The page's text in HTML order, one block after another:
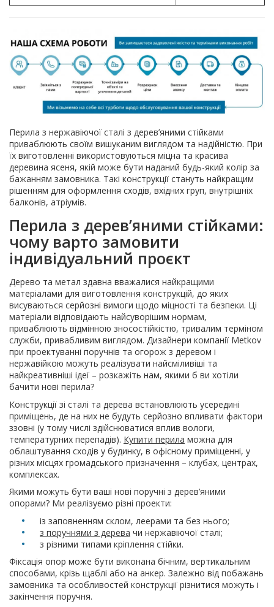
Перила з нержавіючої сталі з дерев’яними стійками
приваблюють своїм вишуканим виглядом та надійністю. При
їх виготовленні використовуються міцна та красива
деревина ясеня, якій може бути наданий будь-який колір за
бажанням замовника. Такі конструкції стануть найкращим
рішенням для оформлення сходів, вхідних груп, внутрішніх
балконів, атріумів.
Перила з дерев’яними стійками:
чому варто замовити
індивідуальний проєкт
Дерево та метал здавна вважалися найкращими
матеріалами для виготовлення конструкцій, до яких
висуваються серйозні вимоги щодо міцності та безпеки. Ці
матеріали відповідають найсуворішим нормам,
приваблюють відмінною зносостійкістю, тривалим терміном
служби, привабливим виглядом. Дизайнери компанії Metkov
при проектуванні поручнів та огорож з деревом і
нержавійкою можуть реалізувати найсміливіші та
найкреативніші ідеї – розкажіть нам, якими б ви хотіли
бачити нові перила?
Конструкції зі сталі та дерева встановлюють усередині
приміщень, де на них не будуть серйозно впливати фактори
ззовні (у тому числі здійснюватися вплив вологи,
температурних перепадів). Купити перила можна для
облаштування сходів у будинку, в офісному приміщенні, у
різних місцях громадського призначення – клубах, центрах,
комплексах.
Якими можуть бути ваші нові поручні з дерев’яними
опорами? Ми реалізуємо різні проекти:
із заповненням склом, леерами та без нього;
з поручнями з дерева чи нержавіючої сталі;
з різними типами кріплення стійки.
Фіксація опор може бути виконана бічним, вертикальним
способами, крізь щаблі або на анкер. Залежно від побажань
замовника та особливостей конструкції різнитися можуть і
закінчення поручня.